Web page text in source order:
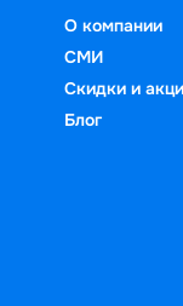
О компании
СМИ
Скидки и
Блог